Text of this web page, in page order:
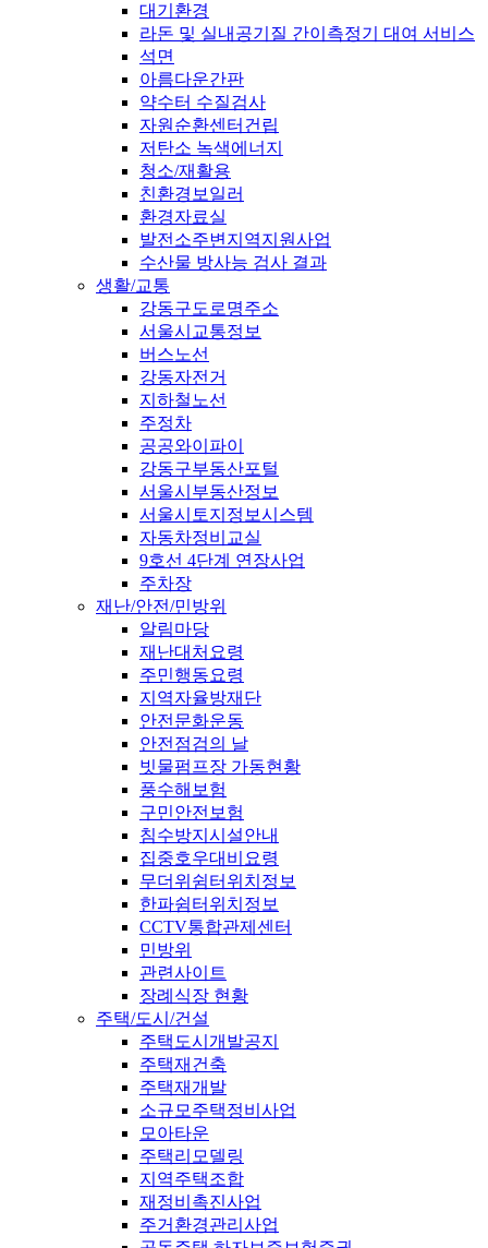
대기환경
라돈 및 실내공기질 간이측정기 대여 서비스
석면
아름다운간판
약수터 수질검사
자원순환센터건립
저탄소 녹색에너지
청소/재활용
친환경보일러
환경자료실
발전소주변지역지원사업
수산물 방사능 검사 결과
생활/교통
강동구도로명주소
서울시교통정보
버스노선
강동자전거
지하철노선
주정차
공공와이파이
강동구부동산포털
서울시부동산정보
서울시토지정보시스템
자동차정비교실
9호선 4단계 연장사업
주차장
재난/안전/민방위
알림마당
재난대처요령
주민행동요령
지역자율방재단
안전문화운동
안전점검의 날
빗물펌프장 가동현황
풍수해보험
구민안전보험
침수방지시설안내
집중호우대비요령
무더위쉼터위치정보
한파쉼터위치정보
CCTV통합관제센터
민방위
관련사이트
장례식장 현황
주택/도시/건설
주택도시개발공지
주택재건축
주택재개발
소규모주택정비사업
모아타운
주택리모델링
지역주택조합
재정비촉진사업
주거환경관리사업